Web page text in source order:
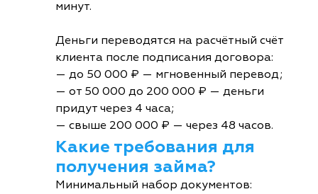
минут.
Деньги переводятся на расчётный счёт
клиента после подписания договора:
— до 50 000 ₽ — мгновенный перевод;
— от 50 000 до 200 000 ₽ — деньги
придут через 4 часа;
— свыше 200 000 ₽ — через 48 часов.
Какие требования для
получения займа?
Минимальный набор документов: